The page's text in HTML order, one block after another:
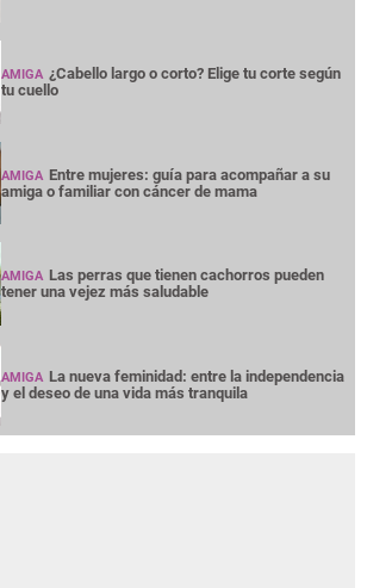
AMIGA ¿Cabello largo o corto? Elige tu corte según
tu cuello
AMIGA Entre mujeres: guía para acompañar a su
amiga o familiar con cáncer de mama
AMIGA Las perras que tienen cachorros pueden
tener una vejez más saludable
AMIGA La nueva feminidad: entre la independencia
y el deseo de una vida más tranquila